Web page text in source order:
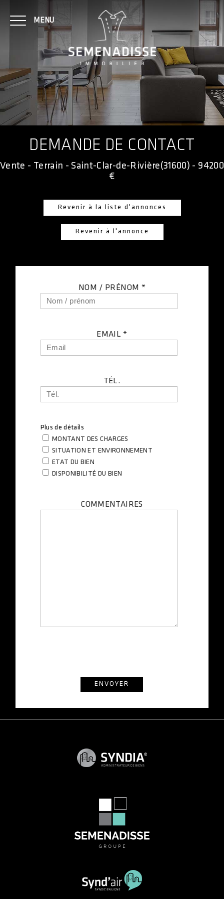
MENU
NOTRE AGENCE
ACHAT
LOCATION
CONTACT
ACCÈS CLIENT
DEMANDE DE CONTACT
Vente - Terrain - Saint-Clar-de-Rivière(31600) - 94200
€
Revenir à la liste d'annonces
Revenir à l'annonce
NOM / PRÉNOM *
EMAIL *
TÉL.
Plus de détails
MONTANT DES CHARGES
SITUATION ET ENVIRONNEMENT
ETAT DU BIEN
DISPONIBILITÉ DU BIEN
COMMENTAIRES